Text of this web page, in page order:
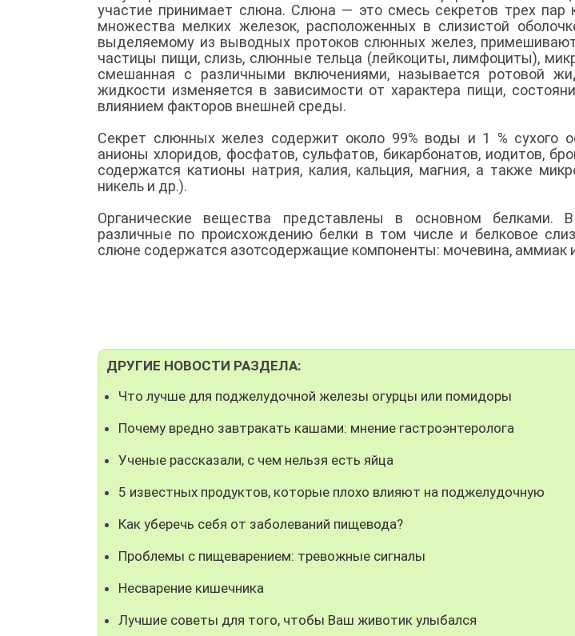
участие принимает слюна. Слюна — это смесь секретов трех
множества мелких железок, расположенных в слизистой
выделяемому из выводных протоков слюнных желез,
частицы пищи, слизь, слюнные тельца (лейкоциты, лимфоциты),
смешанная с различными включениями, называется ротовой
жидкости изменяется в зависимости от характера пищи,
влиянием факторов внешней среды.
Секрет слюнных желез содержит около 99% воды и 1 % сухого
анионы хлоридов, фосфатов, сульфатов, бикарбонатов, иодитов,
содержатся катионы натрия, калия, кальция, магния, а также
никель и др.).
Органические вещества представлены в основном
различные по происхождению белки в том числе и белковое
слюне содержатся азотсодержащие компоненты: мочевина, аммиак
ДРУГИЕ НОВОСТИ РАЗДЕЛА:
Что лучше для поджелудочной железы огурцы или помидоры
Почему вредно завтракать кашами: мнение гастроэнтеролога
Ученые рассказали, с чем нельзя есть яйца
5 известных продуктов, которые плохо влияют на поджелудочную
Как уберечь себя от заболеваний пищевода?
Проблемы с пищеварением: тревожные сигналы
Несварение кишечника
Лучшие советы для того, чтобы Ваш животик улыбался